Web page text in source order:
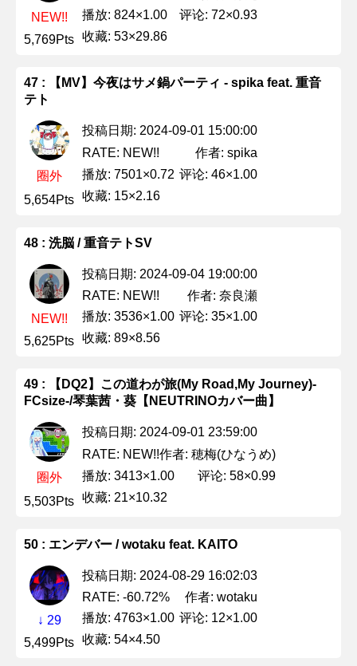
NEW!!
5,769Pts
播放: 824×1.00
评论: 72×0.93
收藏: 53×29.86
47 : 【MV】今夜はサメ鍋パーティ - spika feat. 重音
テト
圈外
5,654Pts
投稿日期: 2024-09-01 15:00:00
RATE: NEW!!
作者: spika
播放: 7501×0.72 评论: 46×1.00
收藏: 15×2.16
48 : 洗脳 / 重音テトSV
NEW!!
5,625Pts
投稿日期: 2024-09-04 19:00:00
RATE: NEW!!
作者: 奈良瀬
播放: 3536×1.00 评论: 35×1.00
收藏: 89×8.56
49 : 【DQ2】この道わが旅(My Road,My Journey)-
FCsize-/琴葉茜・葵【NEUTRINOカバー曲】
圈外
5,503Pts
投稿日期: 2024-09-01 23:59:00
RATE: NEW!!作者: 穂梅(ひなうめ)
播放: 3413×1.00
评论: 58×0.99
收藏: 21×10.32
50 : エンデバー / wotaku feat. KAITO
↓ 29
5,499Pts
投稿日期: 2024-08-29 16:02:03
RATE: -60.72%
作者: wotaku
播放: 4763×1.00 评论: 12×1.00
收藏: 54×4.50